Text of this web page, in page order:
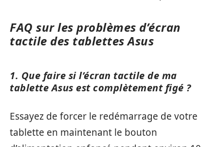
FAQ sur les problèmes d’écran
tactile des tablettes Asus
1. Que faire si l’écran tactile de ma
tablette Asus est complètement figé ?
Essayez de forcer le redémarrage de votre
tablette en maintenant le bouton